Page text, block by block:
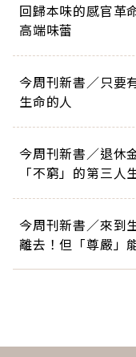
回歸本味的感官革
高端味蕾
今周刊新書／只要
生命的人
今周刊新書／退休
「不窮」的第三人
今周刊新書／來到
離去！但「尊嚴」